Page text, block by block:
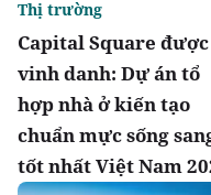
Capital Square được
vinh danh: Dự án tổ
hợp nhà ở kiến tạo
chuẩn mực sống
tốt nhất Việt Nam
Thị trường